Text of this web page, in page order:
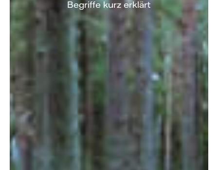
Begriffe kurz erklärt